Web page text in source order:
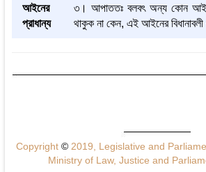
আইনের
প্রাধান্য
৩। আপাততঃ বলবৎ অন্য কোন
থাকুক না কেন, এই আইনের বিধানাবলী
Copyright ©2019, Legislative and
Ministry of Law, Justice and